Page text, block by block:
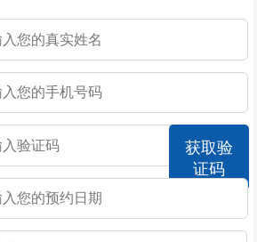
什么 2026-07-23
疗吗
夫妻性生活时间短的因素有哪些呢 2026-07-23
2026-07-23
几个生活小细节帮你远离早泄 2026-07-23
哪些 2026-07-22
获取验
证码